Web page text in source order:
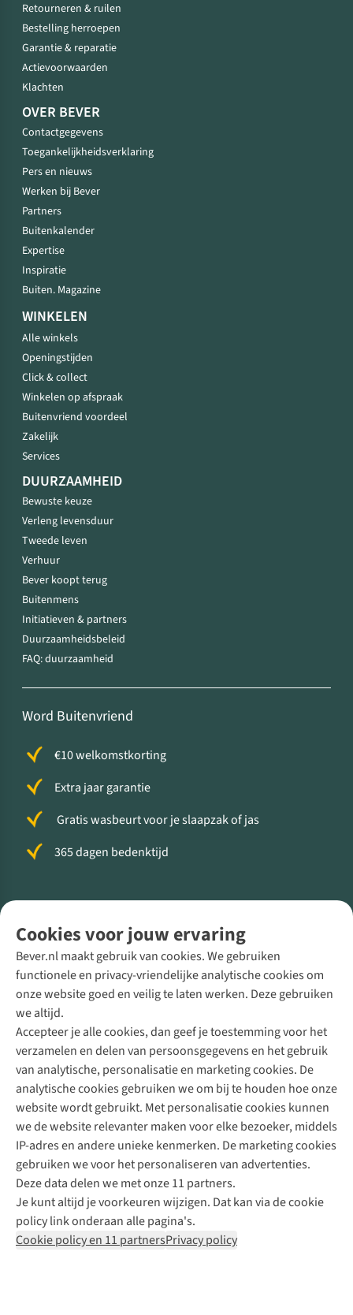
Cookies voor jouw ervaring
Bever.nl maakt gebruik van cookies. We gebruiken
functionele en privacy-vriendelijke analytische cookies om
onze website goed en veilig te laten werken. Deze gebruiken
we altijd.
Accepteer je alle cookies, dan geef je toestemming voor het
verzamelen en delen van persoonsgegevens en het gebruik
van analytische, personalisatie en marketing cookies. De
analytische cookies gebruiken we om bij te houden hoe onze
website wordt gebruikt. Met personalisatie cookies kunnen
we de website relevanter maken voor elke bezoeker, middels
IP-adres en andere unieke kenmerken. De marketing cookies
gebruiken we voor het personaliseren van advertenties.
Deze data delen we met onze 11 partners.
Je kunt altijd je voorkeuren wijzigen. Dat kan via de cookie
policy link onderaan alle pagina's.
Cookie policy en 11 partnersPrivacy policy
Retourneren & ruilen
Bestelling herroepen
Garantie & reparatie
Actievoorwaarden
Klachten
OVER BEVER
Contactgegevens
Toegankelijkheidsverklaring
Pers en nieuws
Werken bij Bever
Partners
Buitenkalender
Expertise
Inspiratie
Buiten. Magazine
WINKELEN
Alle winkels
Openingstijden
Click & collect
Winkelen op afspraak
Buitenvriend voordeel
Zakelijk
Services
DUURZAAMHEID
Bewuste keuze
Verleng levensduur
Tweede leven
Verhuur
Bever koopt terug
Buitenmens
Initiatieven & partners
Duurzaamheidsbeleid
FAQ: duurzaamheid
Word Buitenvriend
€10 welkomstkorting
Extra jaar garantie
Gratis wasbeurt voor je slaapzak of jas
365 dagen bedenktijd
Direct advies van een Buitenexpert
+31 (0)85 888 50 88
+31 6 12 28 49 80
Contactformulier